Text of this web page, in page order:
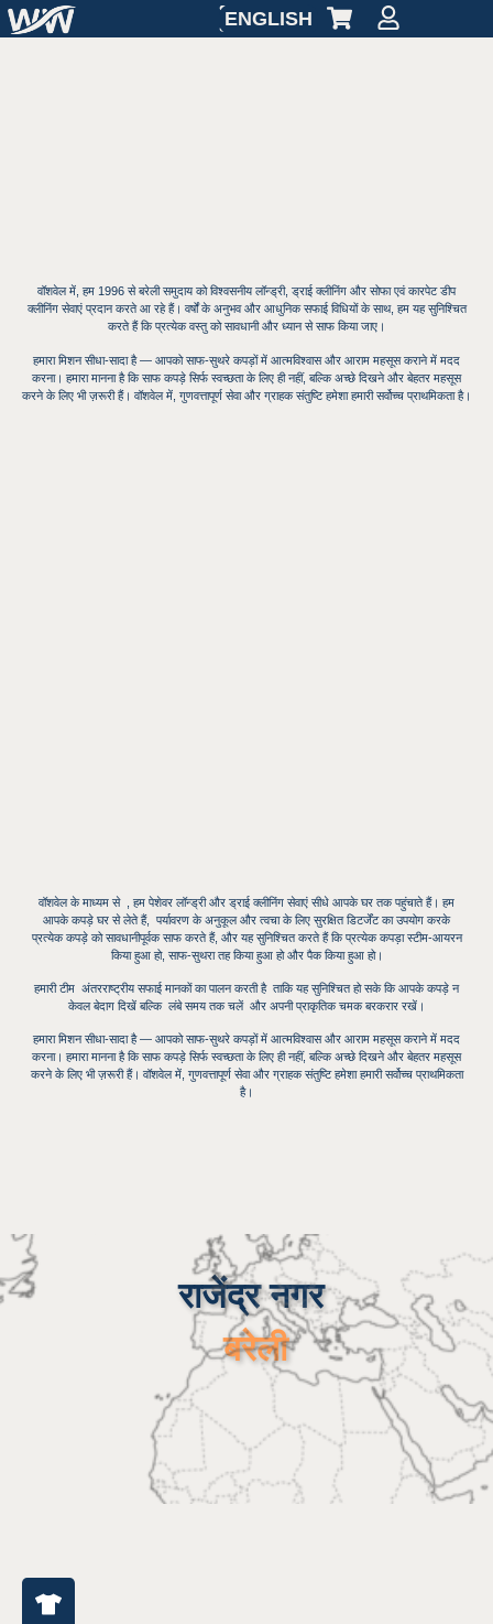
ENGLISH
वॉशवेल में, हम 1996 से बरेली समुदाय को विश्वसनीय लॉन्ड्री, ड्राई क्लीनिंग और सोफा एवं कारपेट डीप
क्लीनिंग सेवाएं प्रदान करते आ रहे हैं। वर्षों के अनुभव और आधुनिक सफाई विधियों के साथ, हम यह सुनिश्चित
करते हैं कि प्रत्येक वस्तु को सावधानी और ध्यान से साफ किया जाए।
हमारा मिशन सीधा-सादा है — आपको साफ-सुथरे कपड़ों में आत्मविश्वास और आराम महसूस कराने में मदद
करना। हमारा मानना ​​है कि साफ कपड़े सिर्फ स्वच्छता के लिए ही नहीं, बल्कि अच्छे दिखने और बेहतर महसूस
करने के लिए भी ज़रूरी हैं। वॉशवेल में, गुणवत्तापूर्ण सेवा और ग्राहक संतुष्टि हमेशा हमारी सर्वोच्च प्राथमिकता है।
वॉशवेलके माध्यम से , हम पेशेवर लॉन्ड्री और ड्राई क्लीनिंग सेवाएं सीधे आपके घर तक पहुंचाते हैं। हम
आपके कपड़े घर से लेते हैं, पर्यावरण के अनुकूलऔर त्वचा के लिए सुरक्षित डिटर्जेंट का उपयोग करके
प्रत्येक कपड़े को सावधानीपूर्वक साफ करते हैं, और यह सुनिश्चित करते हैं कि प्रत्येक कपड़ा स्टीम-आयरन
किया हुआ हो, साफ-सुथरा तह किया हुआ हो और पैक किया हुआ हो।
हमारी टीम अंतरराष्ट्रीय सफाई मानकों कापालन करती है ताकि यह सुनिश्चित हो सके कि आपके कपड़े न
केवल बेदाग दिखें बल्कि लंबे समय तक चलेंऔर अपनी प्राकृतिक चमक बरकरार रखें।
हमारा मिशन सीधा-सादा है — आपको साफ-सुथरे कपड़ों में आत्मविश्वास और आराम महसूस कराने में मदद
करना। हमारा मानना ​​है कि साफ कपड़े सिर्फ स्वच्छता के लिए ही नहीं, बल्कि अच्छे दिखने और बेहतर महसूस
करने के लिए भी ज़रूरी हैं। वॉशवेल में, गुणवत्तापूर्ण सेवा और ग्राहक संतुष्टि हमेशा हमारी सर्वोच्च प्राथमिकता
है।
राजेंद्र नगर
बरेली